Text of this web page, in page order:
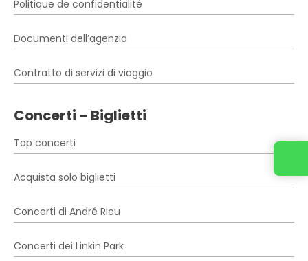
Politique de confidentialité
Documenti dell’agenzia
Contratto di servizi di viaggio
Concerti – Biglietti
Top concerti
Acquista solo biglietti
Concerti di André Rieu
Concerti dei Linkin Park